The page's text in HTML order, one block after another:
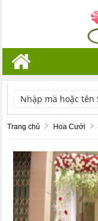
TÌM KIẾM
Trang chủ Hoa Cưới